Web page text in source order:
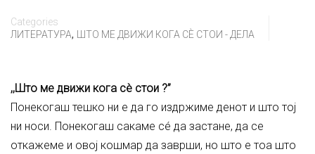
Categories
ЛИТЕРАТУРА, ШТО МЕ ДВИЖИ КОГА СÈ СТОИ - ДЕЛА
,,Што ме движи кога сè стои ?”
Понекогаш тешко ни е да го издржиме денот и што тој
ни носи. Понекогаш сакаме сé да застане, да се
откажеме и овој кошмар да заврши, но што е тоа што